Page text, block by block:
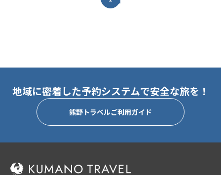
地域に密着した予約システムで安全な旅を！
熊野トラベルご利用ガイド